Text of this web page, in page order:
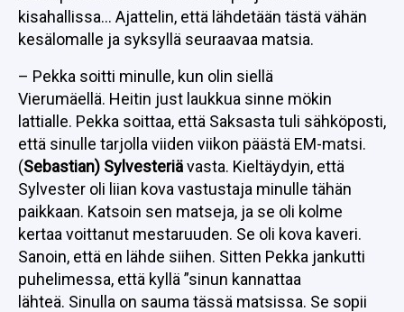
kisahallissa… Ajattelin, että lähdetään tästä vähän
kesälomalle ja syksyllä seuraavaa matsia.
– Pekka soitti minulle, kun olin siellä
Vierumäellä. Heitin just laukkua sinne mökin
lattialle. Pekka soittaa, että Saksasta tuli sähköposti,
että sinulle tarjolla viiden viikon päästä EM-matsi.
(Sebastian) Sylvesteriävasta. Kieltäydyin, että
Sylvester oli liian kova vastustaja minulle tähän
paikkaan. Katsoin sen matseja, ja se oli kolme
kertaa voittanut mestaruuden. Se oli kova kaveri.
Sanoin, että en lähde siihen. Sitten Pekka jankutti
puhelimessa, että kyllä ”sinun kannattaa
lähteä. Sinulla on sauma tässä matsissa. Se sopii